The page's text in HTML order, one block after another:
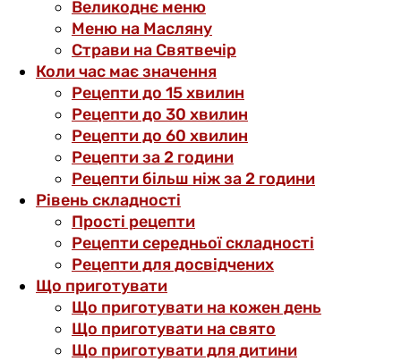
Великоднє меню
Меню на Масляну
Страви на Святвечір
Коли час має значення
Рецепти до 15 хвилин
Рецепти до 30 хвилин
Рецепти до 60 хвилин
Рецепти за 2 години
Рецепти більш ніж за 2 години
Рівень складності
Прості рецепти
Рецепти середньої складності
Рецепти для досвідчених
Що приготувати
Що приготувати на кожен день
Що приготувати на свято
Що приготувати для дитини